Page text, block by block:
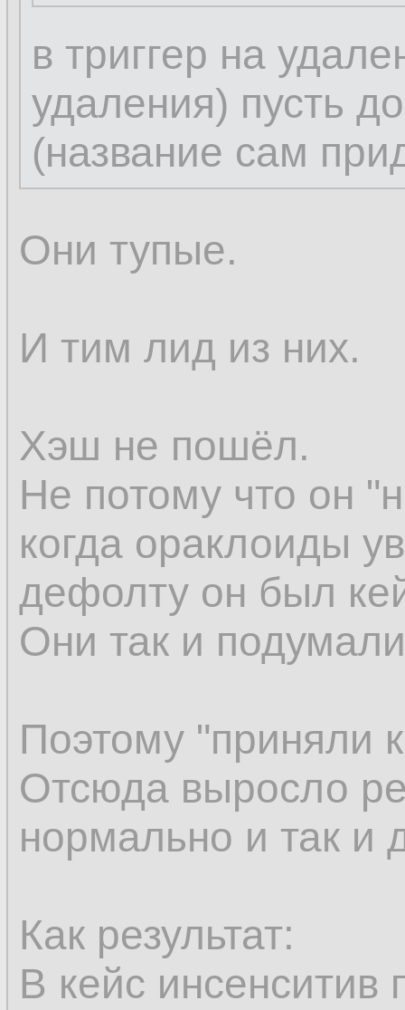
в триггер на
удаления) пусть
(название сам
Они тупые.
И тим лид из них.
Хэш не пошёл.
Не потому что он
когда ораклоиды
дефолту он был
Они так и
Поэтому "приняли
Отсюда выросло
нормально и так и
Как результат:
В кейс инсенситив